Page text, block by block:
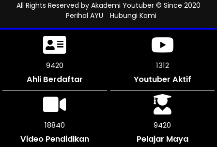
All Rights Reserved by Akademi Youtuber © Since 2020
Perihal AYU
Hubungi Kami
9795
Ahli Berdaftar
1312
Youtuber Aktif
19584
Video Pendidikan
9792
Pelajar Maya